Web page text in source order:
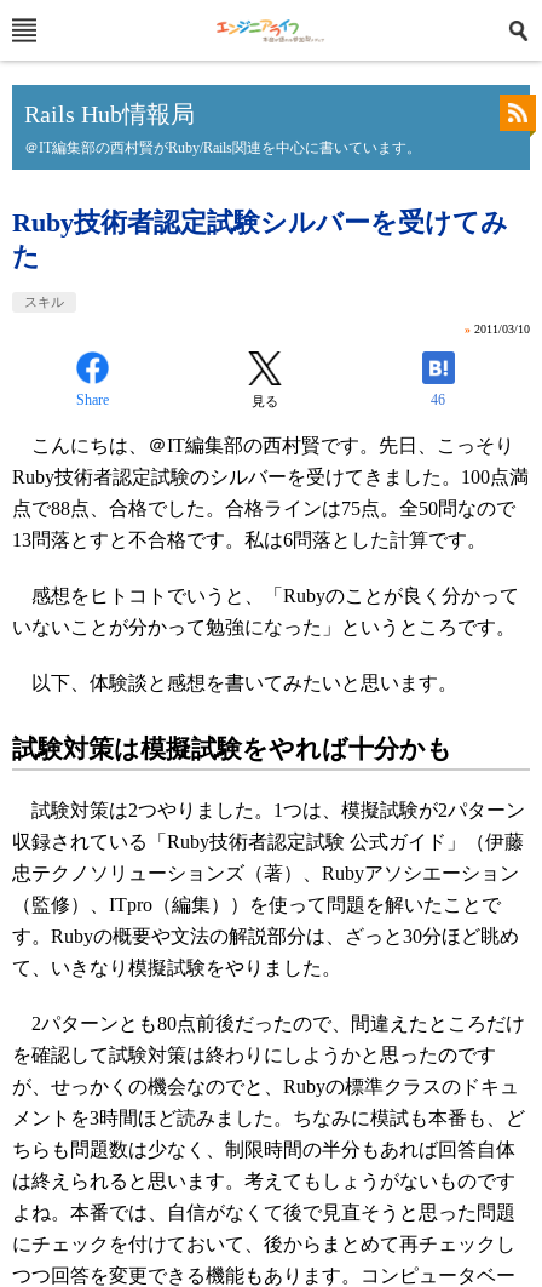
Rails Hub情報局
＠IT編集部の西村賢がRuby/Rails関連を中心に書いています。
Ruby技術者認定試験シルバーを受けてみ
た
スキル
» 2011/03/10
Share 見る 46
こんにちは、＠IT編集部の西村賢です。先日、こっそり
Ruby技術者認定試験のシルバーを受けてきました。100点満
点で88点、合格でした。合格ラインは75点。全50問なので
13問落とすと不合格です。私は6問落とした計算です。
感想をヒトコトでいうと、「Rubyのことが良く分かって
いないことが分かって勉強になった」というところです。
以下、体験談と感想を書いてみたいと思います。
試験対策は模擬試験をやれば十分かも
試験対策は2つやりました。1つは、模擬試験が2パターン
収録されている「Ruby技術者認定試験 公式ガイド」（伊藤
忠テクノソリューションズ（著）、Rubyアソシエーション
（監修）、ITpro（編集））を使って問題を解いたことで
す。Rubyの概要や文法の解説部分は、ざっと30分ほど眺め
て、いきなり模擬試験をやりました。
2パターンとも80点前後だったので、間違えたところだけ
を確認して試験対策は終わりにしようかと思ったのです
が、せっかくの機会なのでと、Rubyの標準クラスのドキュ
メントを3時間ほど読みました。ちなみに模試も本番も、ど
ちらも問題数は少なく、制限時間の半分もあれば回答自体
は終えられると思います。考えてもしょうがないものです
よね。本番では、自信がなくて後で見直そうと思った問題
にチェックを付けておいて、後からまとめて再チェックし
つつ回答を変更できる機能もあります。コンピュータベー